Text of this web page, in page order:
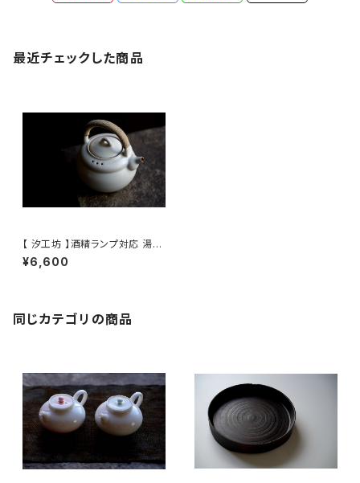
最近チェックした商品
【 汐工坊 】酒精ランプ対応 湯沸
かしケトル / 【 Tidal Atelier 】
Handled teapot
¥6,600
同じカテゴリの商品